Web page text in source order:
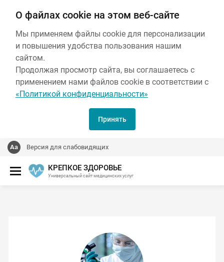
О файлах cookie на этом веб-сайте
Мы применяем файлы cookie для персонализации
и повышения удобства пользования нашим
сайтом.
Продолжая просмотр сайта, вы соглашаетесь с
применением нами файлов cookie в соответствии с
«Политикой конфиденциальности»
Принять
Версия для слабовидящих
КРЕПКОЕ ЗДОРОВЬЕ
Универсальный сайт медицинских услуг